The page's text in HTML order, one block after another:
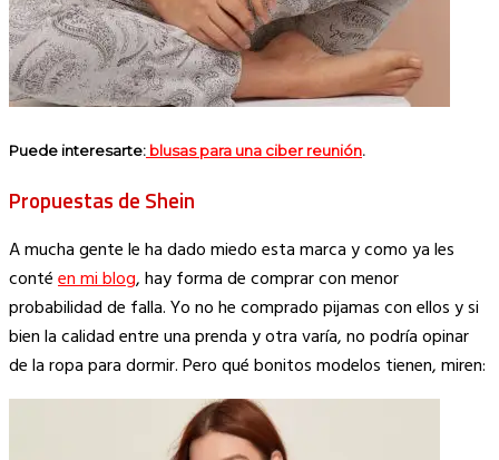
Puede interesarte: blusas para una ciber reunión.
Propuestas de Shein
A mucha gente le ha dado miedo esta marca y como ya les
contéen mi blog, hay forma de comprar con menor
probabilidad de falla. Yo no he comprado pijamas con ellos y si
bien la calidad entre una prenda y otra varía, no podría opinar
de la ropa para dormir. Pero qué bonitos modelos tienen, miren: